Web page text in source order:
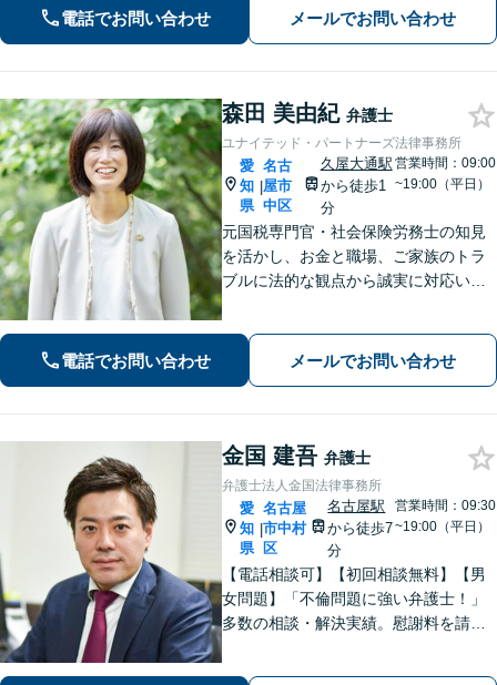
電話でお問い合わせ メールでお問い合わせ
森田 美由紀 弁護士
ユナイテッド・パートナーズ法律事務所
愛
知
県
|
名古
屋市
中区
久屋大通駅
から徒歩1
分
営業時間：09:00
~19:00（平日）
元国税専門官・社会保険労務士の知見
を活かし、お金と職場、ご家族のトラ
ブルに法的な観点から誠実に対応いた
らのご相談可
電話でお問い合わせ メールでお問い合わせ
金国 建吾 弁護士
弁護士法人金国法律事務所
愛
知
県
|
名古屋
市中村
区
名古屋駅
から徒歩7
分
営業時間：09:30
~19:00（平日）
【電話相談可】【初回相談無料】【男
女問題】「不倫問題に強い弁護士！」
多数の相談・解決実績。慰謝料を請求